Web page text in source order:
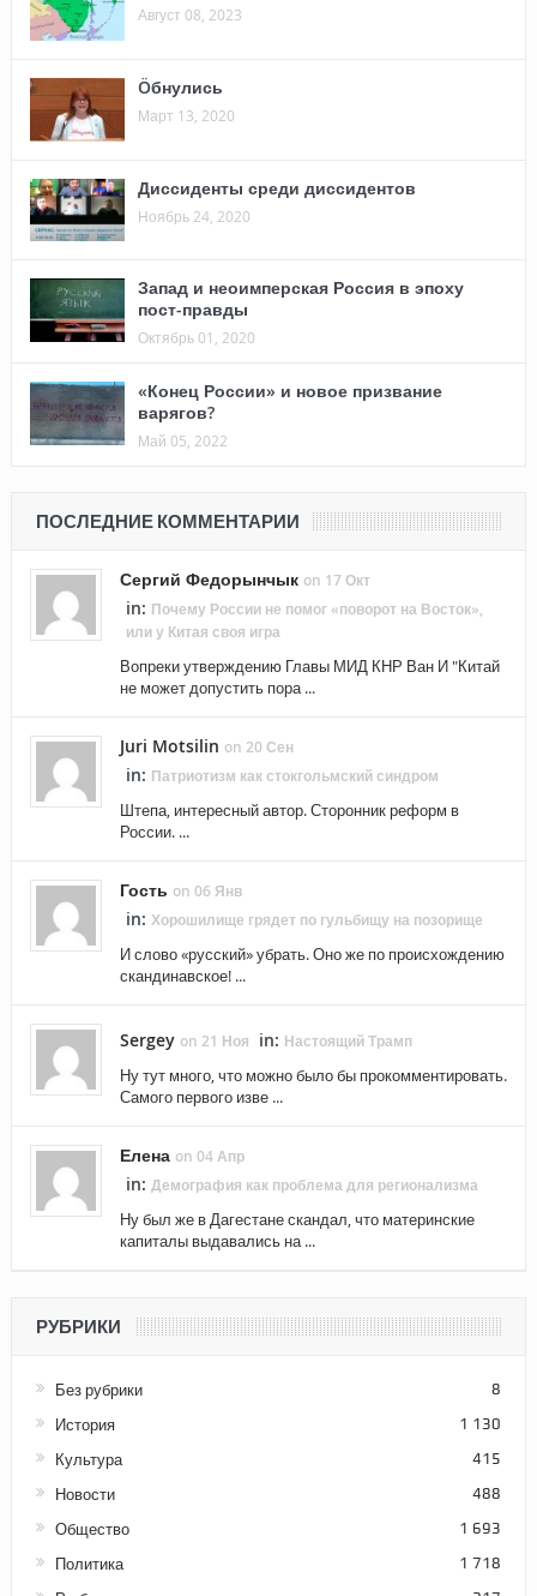
Август 08, 2023
Öбнулись
Март 13, 2020
Диссиденты среди диссидентов
Ноябрь 24, 2020
Запад и неоимперская Россия в эпоху
пост-правды
Октябрь 01, 2020
«Конец России» и новое призвание
варягов?
Май 05, 2022
ПОСЛЕДНИЕ КОММЕНТАРИИ
Сергий Федорынчык on 17 Окт
in: Почему России не помог «поворот на Восток»,
или у Китая своя игра
Вопреки утверждению Главы МИД КНР Ван И "Китай
не может допустить пора ...
Juri Motsilin on 20 Сен
in: Патриотизм как стокгольмский синдром
Штепа, интересный автор. Сторонник реформ в
России. ...
Гость on 06 Янв
in: Хорошилище грядет по гульбищу на позорище
И слово «русский» убрать. Оно же по происхождению
скандинавское! ...
Sergey on 21 Ноя in: Настоящий Трамп
Ну тут много, что можно было бы прокомментировать.
Самого первого изве ...
Елена on 04 Апр
in: Демография как проблема для регионализма
Ну был же в Дагестане скандал, что материнские
капиталы выдавались на ...
РУБРИКИ
Без рубрики 8
История 1 130
Культура 415
Новости 488
Общество 1 693
Политика 1 718